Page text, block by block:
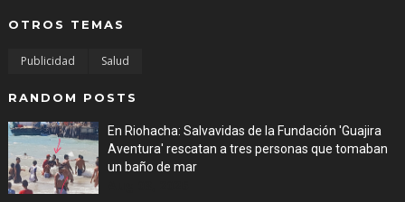
OTROS TEMAS
Publicidad Salud
RANDOM POSTS
En Riohacha: Salvavidas de la Fundación 'Guajira
Aventura' rescatan a tres personas que tomaban
un baño de mar